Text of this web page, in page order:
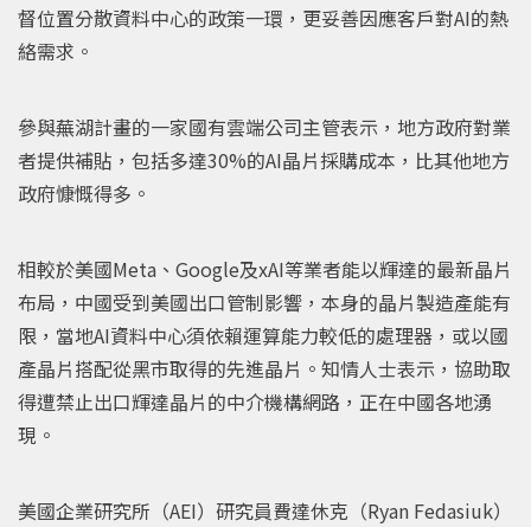
督位置分散資料中心的政策一環，更妥善因應客戶對AI的熱
絡需求。
參與蕪湖計畫的一家國有雲端公司主管表示，地方政府對業
者提供補貼，包括多達30%的AI晶片採購成本，比其他地方
政府慷慨得多。
相較於美國Meta、Google及xAI等業者能以輝達的最新晶片
布局，中國受到美國出口管制影響，本身的晶片製造產能有
限，當地AI資料中心須依賴運算能力較低的處理器，或以國
產晶片搭配從黑市取得的先進晶片。知情人士表示，協助取
得遭禁止出口輝達晶片的中介機構網路，正在中國各地湧
現。
美國企業研究所（AEI）研究員費達休克（Ryan Fedasiuk）